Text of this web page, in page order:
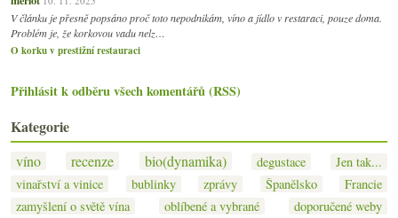
V článku je přesně popsáno proč toto nepodnikám, víno a jídlo v restaraci, pouze doma.
Problém je, že korkovou vadu nelz…
O korku v prestižní restauraci
Přihlásit k odběru všech komentářů (RSS)
Kategorie
víno recenze bio(dynamika) degustace
Jen tak...
vinařství a vinice
bublinky zprávy Španělsko
Francie
zamyšlení o světě vína
oblíbené a vybrané
doporučené weby